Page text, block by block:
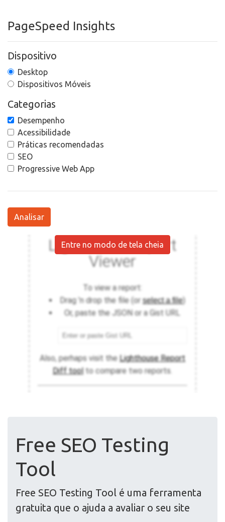
PageSpeed Insights
Dispositivo
Desktop
Dispositivos Móveis
Categorias
Desempenho
Acessibilidade
Práticas recomendadas
SEO
Progressive Web App
Analisar
Entre no modo de tela cheia
Free SEO Testing
Tool
Free SEO Testing Tool é uma ferramenta
gratuita que o ajuda a avaliar o seu site